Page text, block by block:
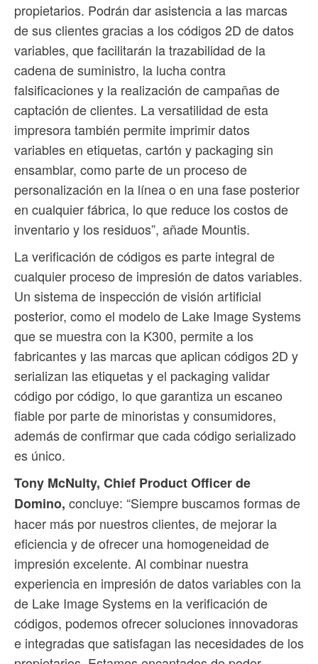
propietarios. Podrán dar asistencia a las marcas
de sus clientes gracias a los códigos 2D de datos
variables, que facilitarán la trazabilidad de la
cadena de suministro, la lucha contra
falsificaciones y la realización de campañas de
captación de clientes. La versatilidad de esta
impresora también permite imprimir datos
variables en etiquetas, cartón y packaging sin
ensamblar, como parte de un proceso de
personalización en la línea o en una fase posterior
en cualquier fábrica, lo que reduce los costos de
inventario y los residuos”, añade Mountis.
La verificación de códigos es parte integral de
cualquier proceso de impresión de datos variables.
Un sistema de inspección de visión artificial
posterior, como el modelo de Lake Image Systems
que se muestra con la K300, permite a los
fabricantes y las marcas que aplican códigos 2D y
serializan las etiquetas y el packaging validar
código por código, lo que garantiza un escaneo
fiable por parte de minoristas y consumidores,
además de confirmar que cada código serializado
es único.
Tony McNulty, Chief Product Officer de
Domino, concluye: “Siempre buscamos formas de
hacer más por nuestros clientes, de mejorar la
eficiencia y de ofrecer una homogeneidad de
impresión excelente. Al combinar nuestra
experiencia en impresión de datos variables con la
de Lake Image Systems en la verificación de
códigos, podemos ofrecer soluciones innovadoras
e integradas que satisfagan las necesidades de los